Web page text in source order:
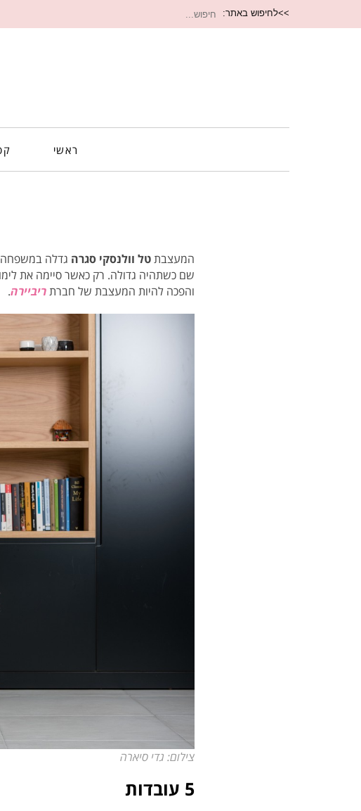
>>לחיפוש באתר: חיפוש
ראשי
המעצבתטל וולנסקי סגרה גדלה במשפחה
שם כשתהיה גדולה. רק כאשר סיימה את
והפכה להיות המעצבת של חברתריביירה.
צילום: גדי סיארה
5 עובדות